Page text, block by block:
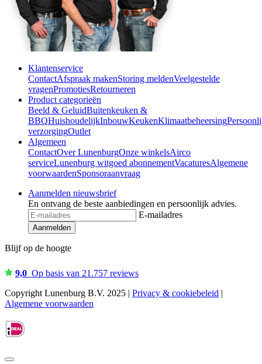
Klantenservice
ContactAfspraak makenStoring meldenVeelgestelde
vragenPromotiesRetourneren
Product categorieën
Beeld & GeluidBuitenkeuken &
BBQHuishoudelijkInbouwKeukenKlimaatbeheersing
verzorgingOutlet
Algemeen
ContactOver LunenburgOnze winkelsAirco
serviceLunenburg witgoed abonnementVacaturesAlgemene
voorwaardenSponsoraanvraag
Aanmelden nieuwsbrief
En ontvang de beste aanbiedingen en persoonlijk advies.
E-mailadres
Aanmelden
Blijf op de hoogte
9,0 Op basis van 21.757 reviews
Copyright Lunenburg B.V. 2025 | Privacy & cookiebeleid |
Algemene voorwaarden